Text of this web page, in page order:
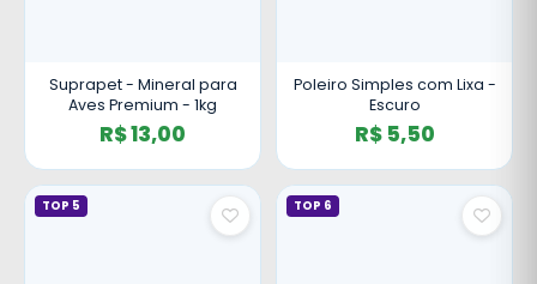
Suprapet - Mineral para
Aves Premium - 1kg
R$ 13,00
Poleiro Simples com Lixa -
Escuro
R$ 5,50
TOP 5 TOP 6